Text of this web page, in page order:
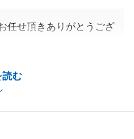
読む
任せ頂きありがとうござ
り申し上げます。
申し上げます。